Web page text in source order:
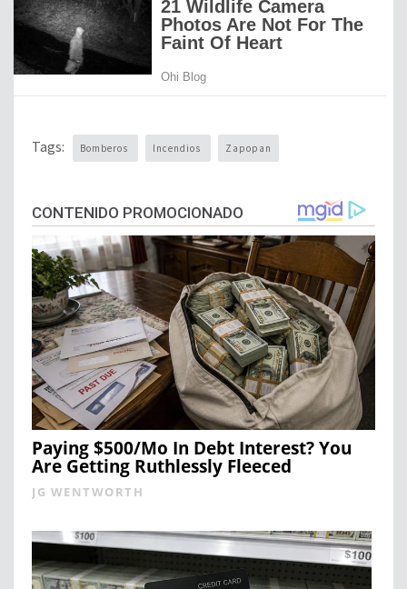
Tags: Bomberos Incendios Zapopan
CONTENIDO PROMOCIONADO
Paying $500/Mo In Debt Interest? You
Are Getting Ruthlessly Fleeced
JG WENTWORTH